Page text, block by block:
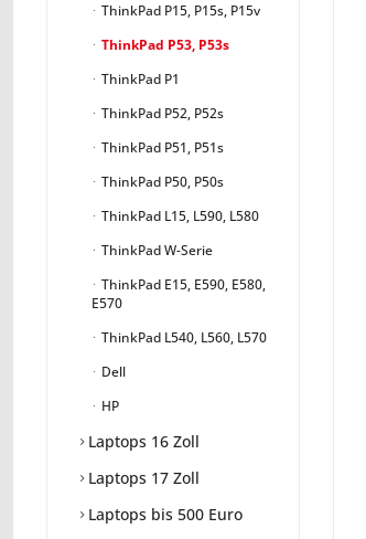
ThinkPad P15, P15s, P15v
ThinkPad P53, P53s
ThinkPad P1
ThinkPad P52, P52s
ThinkPad P51, P51s
ThinkPad P50, P50s
ThinkPad L15, L590, L580
ThinkPad W-Serie
ThinkPad E15, E590, E580,
E570
ThinkPad L540, L560, L570
Dell
HP
Laptops 16 Zoll
Laptops 17 Zoll
Laptops bis 500 Euro